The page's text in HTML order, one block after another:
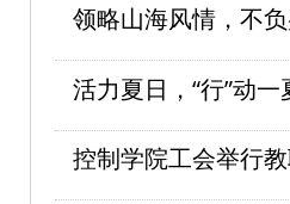
活力夏日，“行”动
控制学院工会举行